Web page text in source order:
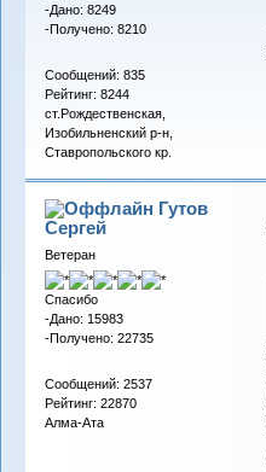
-Дано: 8249
-Получено: 8210
Сообщений: 835
Рейтинг: 8244
ст.Рождественская,
Изобильненский р-н,
Ставропольского кр.
Гутов
Сергей
Ветеран
Спасибо
-Дано: 15983
-Получено: 22735
Сообщений: 2537
Рейтинг: 22870
Алма-Ата